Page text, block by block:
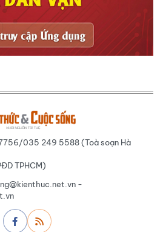
035 249 5588 (Toà soạn Hà
TPHCM)
-